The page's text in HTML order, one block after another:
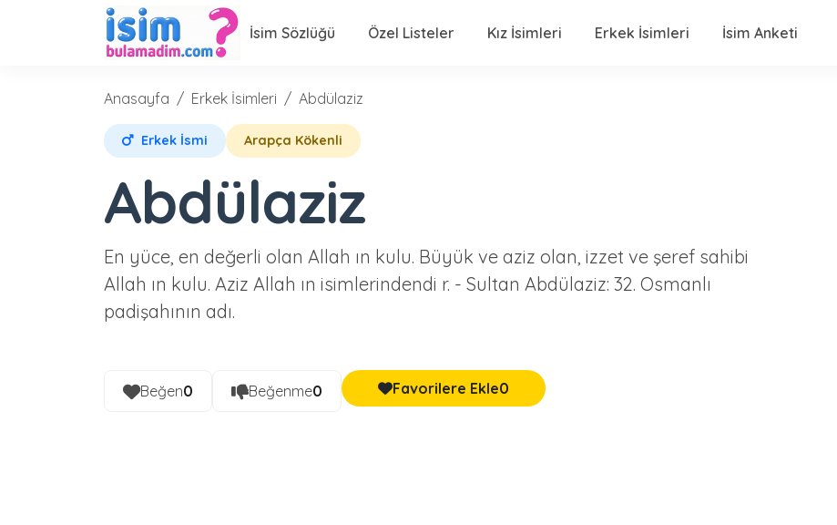
İsim Sözlüğü Özel Listeler Kız İsimleri Erkek İsimleri İsim Anketi
Anasayfa Erkek İsimleri Abdülaziz
Erkek İsmi Arapça Kökenli
Abdülaziz
En yüce, en değerli olan Allah ın kulu. Büyük ve aziz olan, izzet ve şeref sahibi
Al­lah ın kulu. Aziz Allah ın isimlerindendi r. - Sultan Abdülaziz: 32. Osmanlı
padişahının adı.
Beğen0 Beğenme0 Favorilere Ekle0